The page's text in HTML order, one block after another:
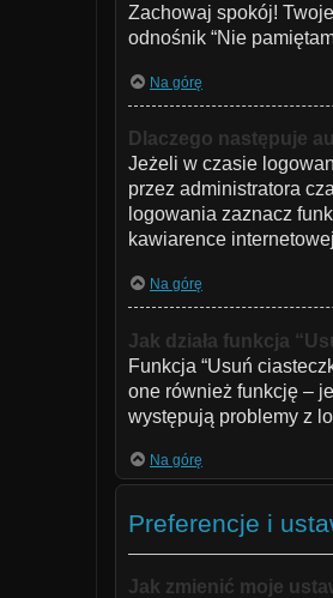
Zachowaj spokój!
odnośnik “Nie
Na górę
Dlaczego następuje
Jeżeli w czasie
przez administratora
logowania zaznacz
kawiarence
Na górę
Jak działa funkcja
Funkcja “Usuń
one również funkcję –
występują problemy z
Na górę
Preferencje i
Jak zmienić moje